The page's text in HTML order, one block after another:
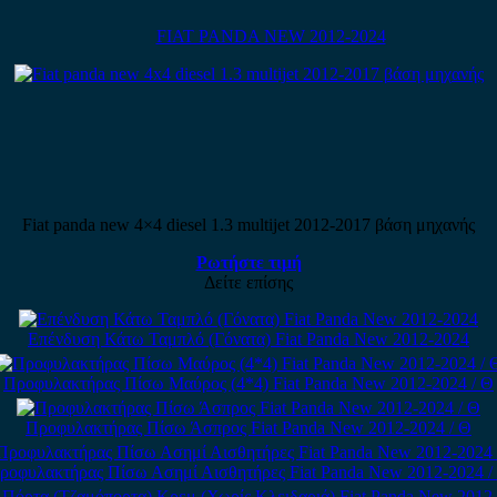
FIAT PANDA NEW 2012-2024
Fiat panda new 4×4 diesel 1.3 multijet 2012-2017 βάση μηχανής
Ρωτήστε τιμή
Δείτε επίσης
Επένδυση Κάτω Ταμπλό (Γόνατα) Fiat Panda New 2012-2024
Προφυλακτήρας Πίσω Μαύρος (4*4) Fiat Panda New 2012-2024 / Θ
Προφυλακτήρας Πίσω Άσπρος Fiat Panda New 2012-2024 / Θ
Πίσω Ασημί Αισθητήρες Fiat Panda New 2012-2024